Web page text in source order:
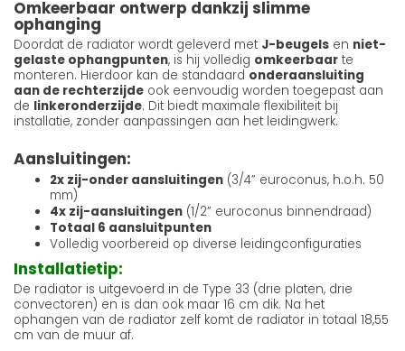
Omkeerbaar ontwerp dankzij slimme
ophanging
Doordat de radiator wordt geleverd met J-beugels en niet-
gelaste ophangpunten, is hij volledig omkeerbaar te
monteren. Hierdoor kan de standaard onderaansluiting
aan de rechterzijde ook eenvoudig worden toegepast aan
de linkeronderzijde. Dit biedt maximale flexibiliteit bij
installatie, zonder aanpassingen aan het leidingwerk.
Aansluitingen:
2x zij-onder aansluitingen (3/4” euroconus, h.o.h. 50
mm)
4x zij-aansluitingen (1/2” euroconus binnendraad)
Totaal 6 aansluitpunten
Volledig voorbereid op diverse leidingconfiguraties
Installatietip:
De radiator is uitgevoerd in de Type 33 (drie platen, drie
convectoren) en is dan ook maar 16 cm dik. Na het
ophangen van de radiator zelf komt de radiator in totaal 18,55
cm van de muur af.